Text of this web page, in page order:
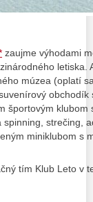
zaujme výhodami
letiska.
múzea (oplatí
športovým klubom
strečing,
miniklubom s
tím Klub Leto v